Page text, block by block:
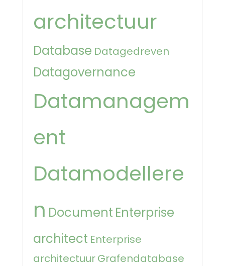
architectuur
Database Datagedreven
Datagovernance
Datamanagem
ent
Datamodellere
n Document Enterprise
architect Enterprise
architectuurGrafendatabase